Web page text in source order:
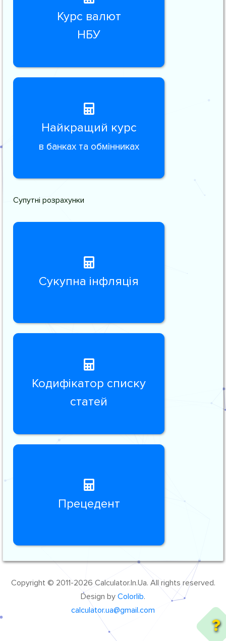
Курс валют
НБУ
Найкращий курс
в банках та обмінниках
Супутні розрахунки
Сукупна інфляція
Кодифікатор списку
статей
Прецедент
Copyright © 2011-2026 Calculator.In.Ua. All rights reserved.
Design by Colorlib.
calculator.ua@gmail.com